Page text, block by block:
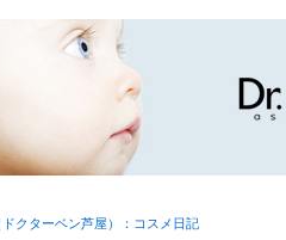
クターベン芦屋）：コスメ日記